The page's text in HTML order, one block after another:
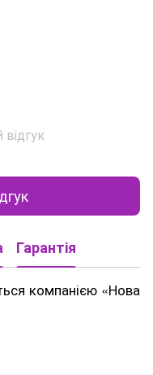
Гарантія
компанією «Нова